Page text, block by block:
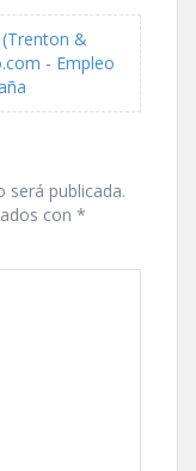
&
- Empleo
será publicada.
con *